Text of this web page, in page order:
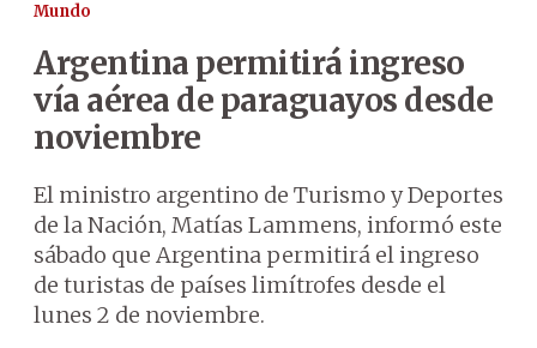
Mundo
Argentina permitirá ingreso
vía aérea de paraguayos desde
noviembre
El ministro argentino de Turismo y Deportes
de la Nación, Matías Lammens, informó este
sábado que Argentina permitirá el ingreso
de turistas de países limítrofes desde el
lunes 2 de noviembre.